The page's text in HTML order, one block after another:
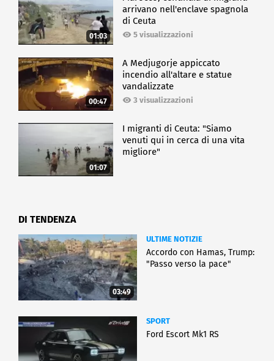
01:03
arrivano nell'enclave spagnola
di Ceuta
5 visualizzazioni
00:47
A Medjugorje appiccato
incendio all'altare e statue
vandalizzate
3 visualizzazioni
01:07
I migranti di Ceuta: "Siamo
venuti qui in cerca di una vita
migliore"
DI TENDENZA
03:49
ULTIME NOTIZIE
Accordo con Hamas, Trump:
"Passo verso la pace"
SPORT
Ford Escort Mk1 RS